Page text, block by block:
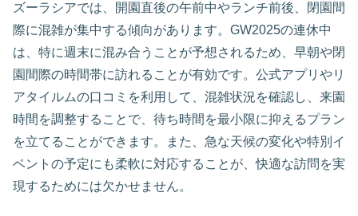
ズーラシアでは、開園直後の午前中やランチ前後、閉園間
際に混雑が集中する傾向があります。GW2025の連休中
は、特に週末に混み合うことが予想されるため、早朝や閉
園間際の時間帯に訪れることが有効です。公式アプリやリ
アタイルムの口コミを利用して、混雑状況を確認し、来園
時間を調整することで、待ち時間を最小限に抑えるプラン
を立てることができます。また、急な天候の変化や特別イ
ベントの予定にも柔軟に対応することが、快適な訪問を実
現するためには欠かせません。